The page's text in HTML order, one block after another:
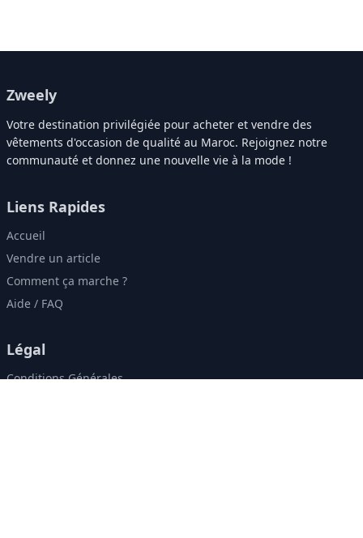
Zweely
Votre destination privilégiée pour acheter et vendre des
vêtements d'occasion de qualité au Maroc. Rejoignez notre
communauté et donnez une nouvelle vie à la mode !
Liens Rapides
Accueil
Vendre un article
Comment ça marche ?
Aide / FAQ
Légal
Conditions Générales